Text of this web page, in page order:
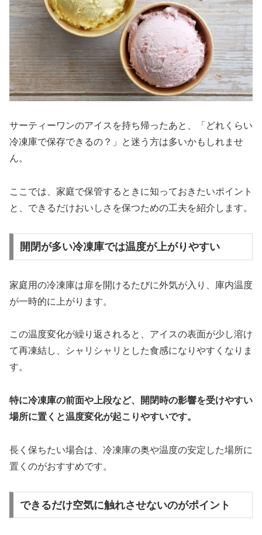
サーティーワンのアイスを持ち帰ったあと、「どれくらい
冷凍庫で保存できるの？」と迷う方は多いかもしれませ
ん。
ここでは、家庭で保管するときに知っておきたいポイント
と、できるだけおいしさを保つための工夫を紹介します。
開閉が多い冷凍庫では温度が上がりやすい
家庭用の冷凍庫は扉を開けるたびに外気が入り、庫内温度
が一時的に上がります。
この温度変化が繰り返されると、アイスの表面が少し溶け
て再凍結し、シャリシャリとした食感になりやすくなりま
す。
特に冷凍庫の前面や上段など、開閉時の影響を受けやすい
場所に置くと温度変化が起こりやすいです。
長く保ちたい場合は、冷凍庫の奥や温度の安定した場所に
置くのがおすすめです。
できるだけ空気に触れさせないのがポイント